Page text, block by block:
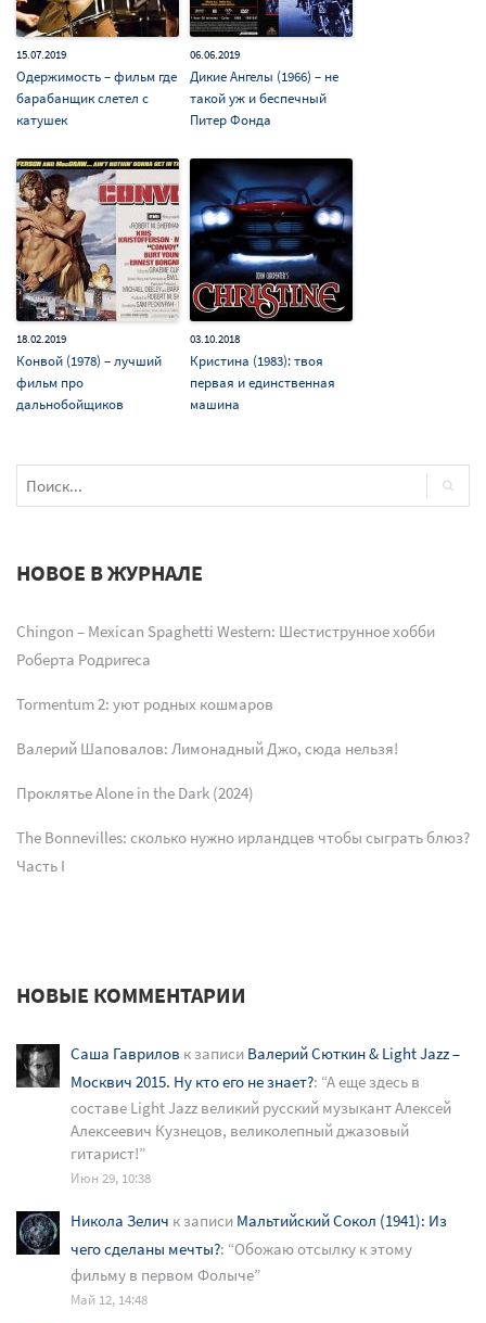
15.07.2019
Одержимость – фильм где
барабанщик слетел с
катушек
06.06.2019
Дикие Ангелы (1966) – не
такой уж и беспечный
Питер Фонда
18.02.2019
Конвой (1978) – лучший
фильм про
дальнобойщиков
03.10.2018
Кристина (1983): твоя
первая и единственная
машина
НОВОЕ В ЖУРНАЛЕ
Chingon – Mexican Spaghetti Western: Шестиструнное хобби
Роберта Родригеса
Tormentum 2: уют родных кошмаров
Валерий Шаповалов: Лимонадный Джо, сюда нельзя!
Проклятье Alone in the Dark (2024)
The Bonnevilles: сколько нужно ирландцев чтобы сыграть блюз?
Часть I
НОВЫЕ КОММЕНТАРИИ
Саша Гаврилов к записи Валерий Сюткин & Light Jazz –
Москвич 2015. Ну кто его не знает?: “А еще здесь в
составе Light Jazz великий русский музыкант Алексей
Алексеевич Кузнецов, великолепный джазовый
гитарист!”
Июн 29, 10:38
Никола Зелич к записи Мальтийский Сокол (1941): Из
чего сделаны мечты?: “Обожаю отсылку к этому
фильму в первом Фолыче”
Май 12, 14:48